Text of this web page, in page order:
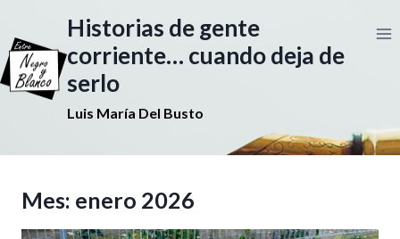
contenido
Historias de gente
corriente… cuando deja de
serlo
Luis María Del Busto
Mes: enero 2026